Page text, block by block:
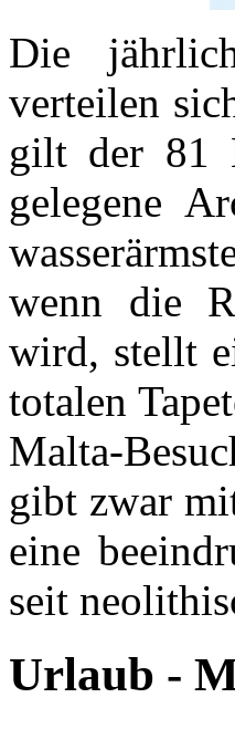
Die
verteilen
gilt der 81
gelegene
wenn die
wird, stellt
totalen
Malta-
gibt zwar
eine
seit
Urlaub -